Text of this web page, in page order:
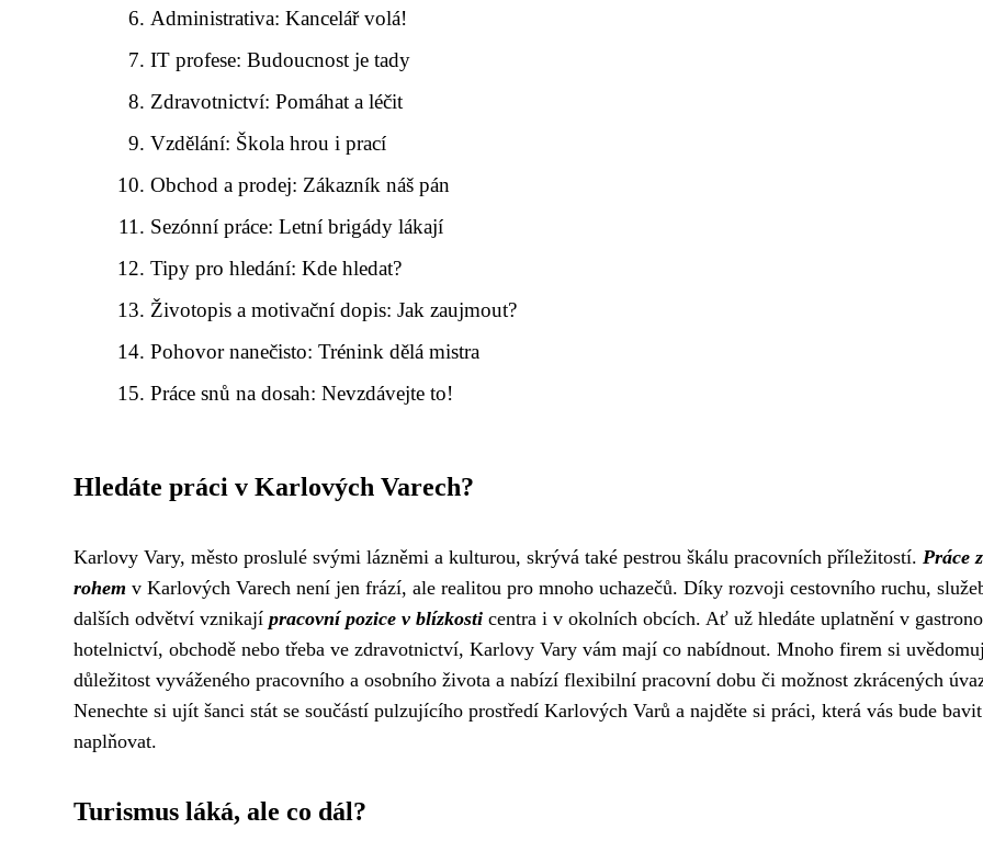
Administrativa: Kancelář volá!
IT profese: Budoucnost je tady
Zdravotnictví: Pomáhat a léčit
Vzdělání: Škola hrou i prací
Obchod a prodej: Zákazník náš pán
Sezónní práce: Letní brigády lákají
Tipy pro hledání: Kde hledat?
Životopis a motivační dopis: Jak zaujmout?
Pohovor nanečisto: Trénink dělá mistra
Práce snů na dosah: Nevzdávejte to!
Hledáte práci v Karlových Varech?
Karlovy Vary, město proslulé svými lázněmi a kulturou, skrývá také pestrou škálu pracovních příležitostí. Práce
rohem v Karlových Varech není jen frází, ale realitou pro mnoho uchazečů. Díky rozvoji cestovního ruchu,
dalších odvětví vznikají pracovní pozice v blízkosti centra i v okolních obcích. Ať už hledáte uplatnění v
hotelnictví, obchodě nebo třeba ve zdravotnictví, Karlovy Vary vám mají co nabídnout. Mnoho firem si
důležitost vyváženého pracovního a osobního života a nabízí flexibilní pracovní dobu či možnost zkrácených
Nenechte si ujít šanci stát se součástí pulzujícího prostředí Karlových Varů a najděte si práci, která vás bude
naplňovat.
Turismus láká, ale co dál?